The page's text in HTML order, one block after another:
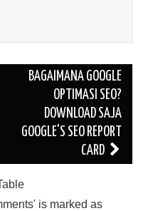
BAGAIMANA GOOGLE
OPTIMASI SEO?
DOWNLOAD SAJA
GOOGLE'S SEO REPORT
CARD
is marked as